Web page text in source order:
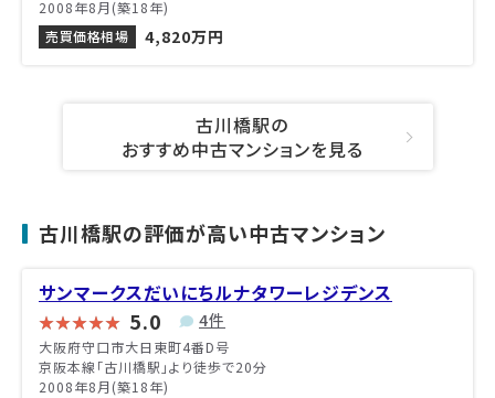
2008年8月(築18年)
売買価格相場
4,820万円
古川橋駅の
おすすめ中古マンションを見る
古川橋駅の評価が高い中古マンション
サンマークスだいにちルナタワーレジデンス
5.0 4件
大阪府守口市大日東町4番D号
京阪本線「古川橋駅」より徒歩で20分
2008年8月(築18年)